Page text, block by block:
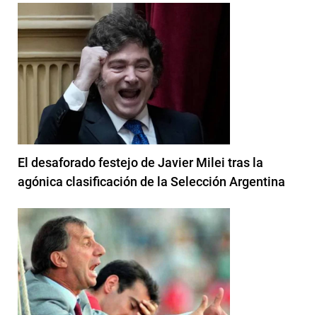
El desaforado festejo de Javier Milei tras la
agónica clasificación de la Selección Argentina